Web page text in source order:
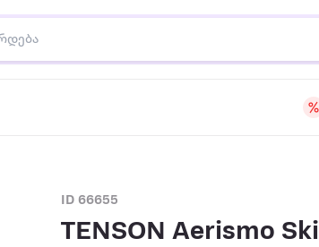
ID 66655
TENSON Aerismo Ski